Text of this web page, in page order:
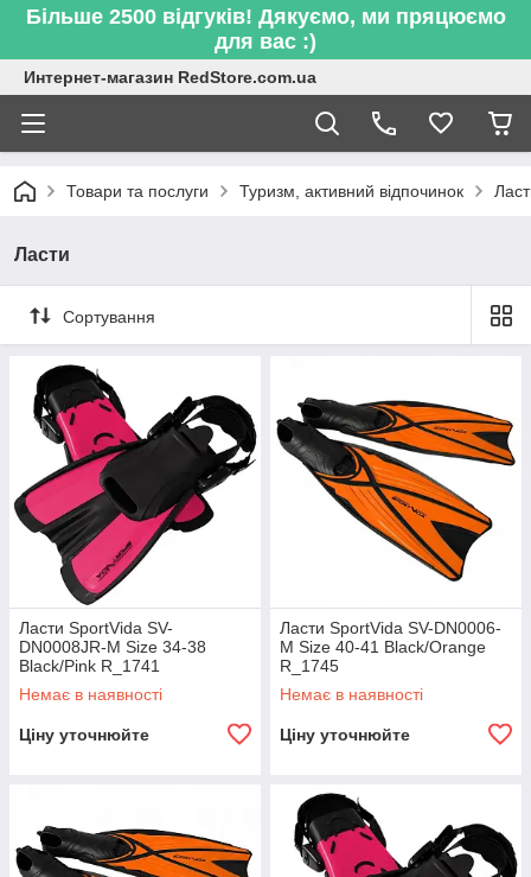
Більше 2500 відгуків! Дякуємо, ми пряцюємо
для вас :)
Интернет-магазин RedStore.com.ua
Товари та послуги Туризм, активний відпочинок
Ласти
Сортування
Ласти SportVida SV-
DN0008JR-M Size 34-38
Black/Pink R_1741
Немає в наявності
Ціну уточнюйте
Ласти SportVida SV-DN0006-
M Size 40-41 Black/Orange
R_1745
Немає в наявності
Ціну уточнюйте